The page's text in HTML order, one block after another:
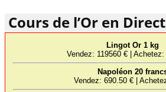
Cours de l’Or en Direct